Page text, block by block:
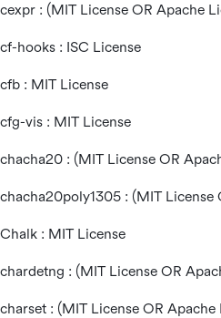
cexpr : (MIT License OR Apache
cf-hooks : ISC License
cfb : MIT License
cfg-vis : MIT License
chacha20 : (MIT License OR
chacha20poly1305 : (MIT License
Chalk : MIT License
chardetng : (MIT License OR
charset : (MIT License OR Apache